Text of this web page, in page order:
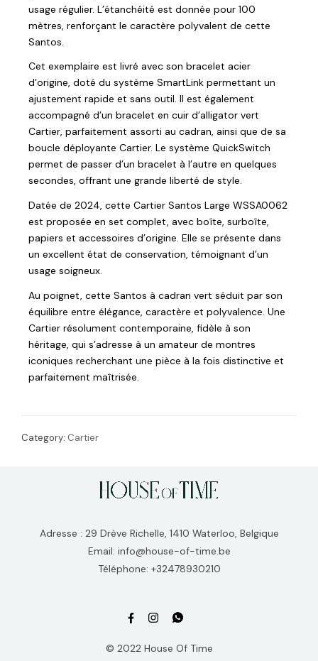
usage régulier. L’étanchéité est donnée pour 100
mètres, renforçant le caractère polyvalent de cette
Santos.
Cet exemplaire est livré avec son bracelet acier
d’origine, doté du système SmartLink permettant un
ajustement rapide et sans outil. Il est également
accompagné d’un bracelet en cuir d’alligator vert
Cartier, parfaitement assorti au cadran, ainsi que de sa
boucle déployante Cartier. Le système QuickSwitch
permet de passer d’un bracelet à l’autre en quelques
secondes, offrant une grande liberté de style.
Datée de 2024, cette Cartier Santos Large WSSA0062
est proposée en set complet, avec boîte, surboîte,
papiers et accessoires d’origine. Elle se présente dans
un excellent état de conservation, témoignant d’un
usage soigneux.
Au poignet, cette Santos à cadran vert séduit par son
équilibre entre élégance, caractère et polyvalence. Une
Cartier résolument contemporaine, fidèle à son
héritage, qui s’adresse à un amateur de montres
iconiques recherchant une pièce à la fois distinctive et
parfaitement maîtrisée.
Category: Cartier
Adresse : 29 Drève Richelle, 1410 Waterloo, Belgique
Email: info@house-of-time.be
Téléphone: +32478930210
© 2022 House Of Time